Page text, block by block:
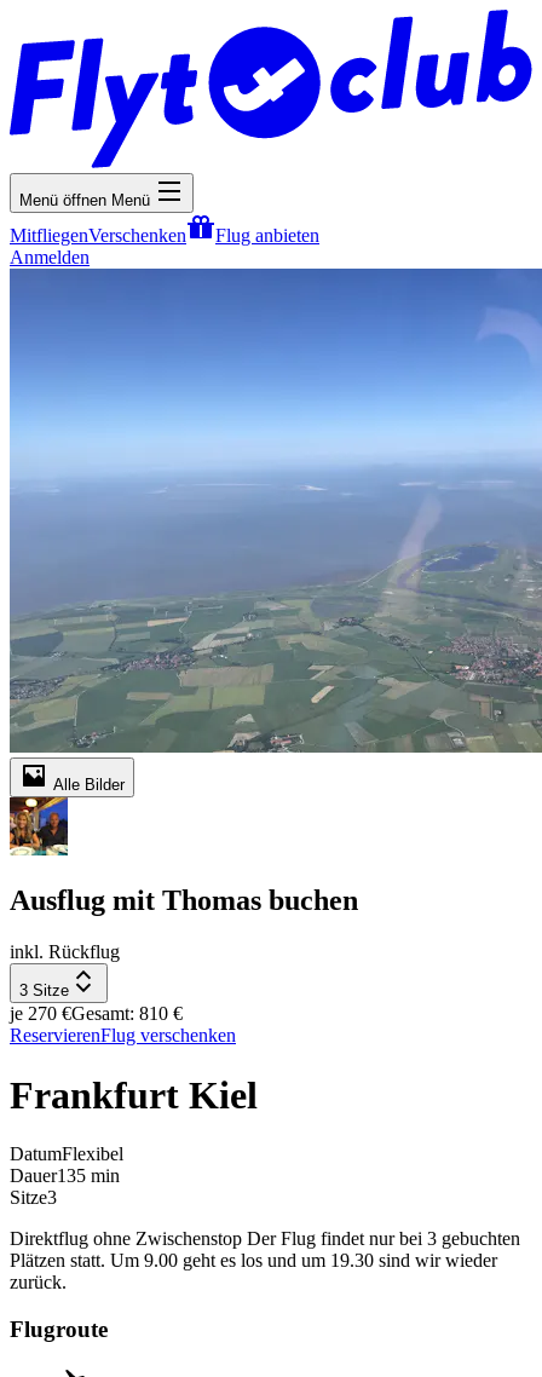
Menü öffnen Menü
MitfliegenVerschenken
Flug anbieten
Anmelden
Alle Bilder
Ausflug mit Thomas buchen
inkl. Rückflug
3 Sitze
je 270 €Gesamt: 810 €
ReservierenFlug verschenken
Frankfurt Kiel
DatumFlexibel
Dauer135 min
Sitze3
Direktflug ohne Zwischenstop Der Flug findet nur bei 3 gebuchten
Plätzen statt. Um 9.00 geht es los und um 19.30 sind wir wieder
zurück.
Flugroute